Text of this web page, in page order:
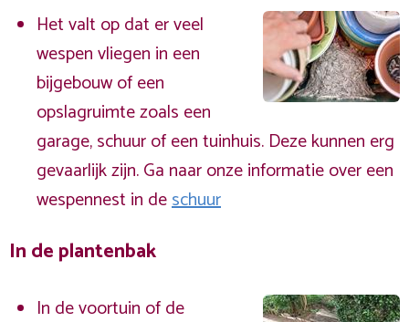
Het valt op dat er veel
wespen vliegen in een
bijgebouw of een
opslagruimte zoals een
garage, schuur of een tuinhuis. Deze kunnen erg
gevaarlijk zijn. Ga naar onze informatie over een
wespennest in deschuur
In de plantenbak
In de voortuin of de